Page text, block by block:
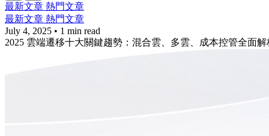
最新文章 熱門文章
最新文章 熱門文章
July 4, 2025 • 1 min read
2025 雲端遷移十大關鍵趨勢：混合雲、多雲、成本控管全面解